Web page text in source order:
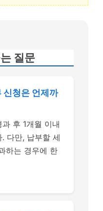
질문
신청은 언제까
후 1개월 이내
다만, 납부할 세
하는 경우에 한